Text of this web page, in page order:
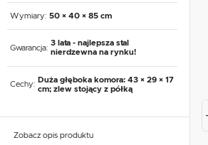
Wymiary: 50 × 40 × 85 cm
Gwarancja:
3 lata - najlepsza stal
nierdzewna na rynku!
Cechy:
Duża głęboka komora: 43 × 29 × 17
cm; zlew stojący z półką
Zobacz opis produktu